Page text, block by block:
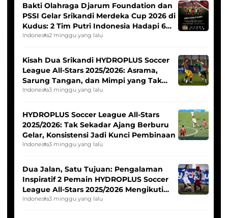
Bakti Olahraga Djarum Foundation dan
PSSI Gelar Srikandi Merdeka Cup 2026 di
Kudus: 2 Tim Putri Indonesia Hadapi 6
Tim Asia
Indonesia2 minggu yang lalu
Kisah Dua Srikandi HYDROPLUS Soccer
League All-Stars 2025/2026: Asrama,
Sarung Tangan, dan Mimpi yang Tak
Pernah Padam
Indonesia3 minggu yang lalu
HYDROPLUS Soccer League All-Stars
2025/2026: Tak Sekadar Ajang Berburu
Gelar, Konsistensi Jadi Kunci Pembinaan
Indonesia3 minggu yang lalu
Dua Jalan, Satu Tujuan: Pengalaman
Inspiratif 2 Pemain HYDROPLUS Soccer
League All-Stars 2025/2026 Mengikuti
Seleksi Timnas Indonesia Putri
Indonesia3 minggu yang lalu